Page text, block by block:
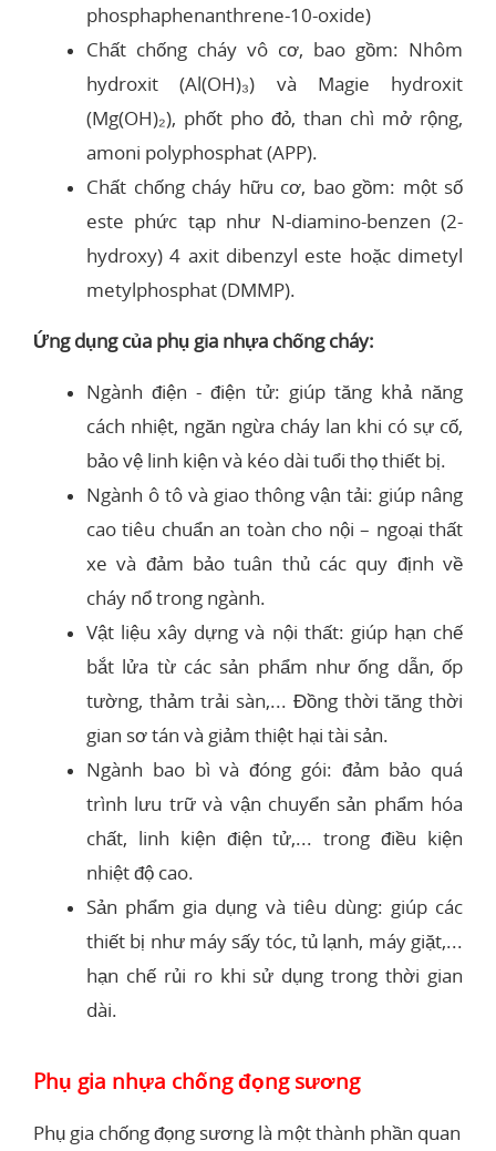
phosphaphenanthrene-10-oxide)
Chất chống cháy vô cơ, bao gồm: Nhôm
hydroxit (Al(OH)₃) và Magie hydroxit
(Mg(OH)₂), phốt pho đỏ, than chì mở rộng,
amoni polyphosphat (APP).
Chất chống cháy hữu cơ, bao gồm: một số
este phức tạp như N-diamino-benzen (2-
hydroxy) 4 axit dibenzyl este hoặc dimetyl
metylphosphat (DMMP).
Ứng dụng của phụ gia nhựa chống cháy:
Ngành điện - điện tử: giúp tăng khả năng
cách nhiệt, ngăn ngừa cháy lan khi có sự cố,
bảo vệ linh kiện và kéo dài tuổi thọ thiết bị.
Ngành ô tô và giao thông vận tải: giúp nâng
cao tiêu chuẩn an toàn cho nội – ngoại thất
xe và đảm bảo tuân thủ các quy định về
cháy nổ trong ngành.
Vật liệu xây dựng và nội thất: giúp hạn chế
bắt lửa từ các sản phẩm như ống dẫn, ốp
tường, thảm trải sàn,... Đồng thời tăng thời
gian sơ tán và giảm thiệt hại tài sản.
Ngành bao bì và đóng gói: đảm bảo quá
trình lưu trữ và vận chuyển sản phẩm hóa
chất, linh kiện điện tử,... trong điều kiện
nhiệt độ cao.
Sản phẩm gia dụng và tiêu dùng: giúp các
thiết bị như máy sấy tóc, tủ lạnh, máy giặt,...
hạn chế rủi ro khi sử dụng trong thời gian
dài.
Phụ gia nhựa chống đọng sương
Phụ gia chống đọng sương là một thành phần quan